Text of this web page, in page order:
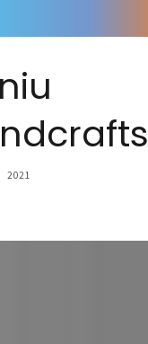
2021